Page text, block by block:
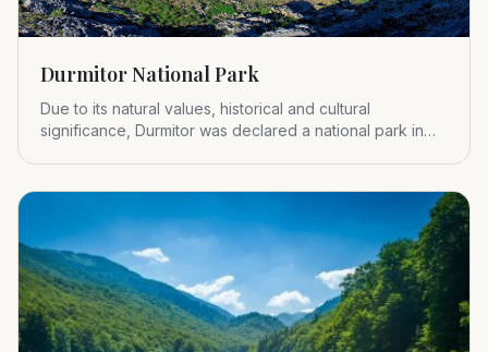
Durmitor National Park
Due to its natural values, historical and cultural
significance, Durmitor was declared a national park in